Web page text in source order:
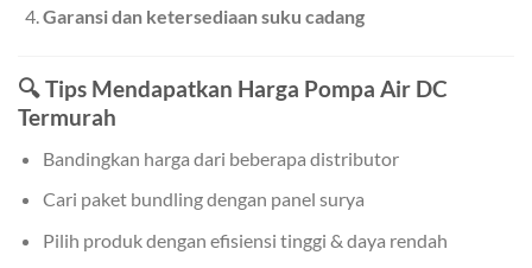
Garansi dan ketersediaan suku cadang
🔍 Tips Mendapatkan Harga Pompa Air DC
Termurah
Bandingkan harga dari beberapa distributor
Cari paket bundling dengan panel surya
Pilih produk dengan efisiensi tinggi & daya rendah